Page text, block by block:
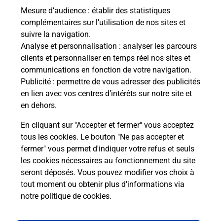
Mesure d’audience : établir des statistiques
complémentaires sur l’utilisation de nos sites et
suivre la navigation.
Analyse et personnalisation : analyser les parcours
clients et personnaliser en temps réel nos sites et
communications en fonction de votre navigation.
Publicité : permettre de vous adresser des publicités
en lien avec vos centres d’intérêts sur notre site et
en dehors.
En cliquant sur "Accepter et fermer" vous acceptez
tous les cookies. Le bouton "Ne pas accepter et
fermer" vous permet d'indiquer votre refus et seuls
les cookies nécessaires au fonctionnement du site
seront déposés. Vous pouvez modifier vos choix à
tout moment ou obtenir plus d'informations via
notre politique de cookies.
En savoir plus
En savoir plus
Imprimer des documents
Vous cherchez à faire des impressions à ANGLET
(64600) ? Retrouvez une imprimante dans votre
bureau de Poste.
Pyrénées Atlantiques